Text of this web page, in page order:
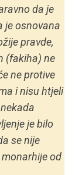
da je
je osnovana
pravde,
(fakiha) ne
ne protive
i nisu htjeli
je bilo
se nije
od